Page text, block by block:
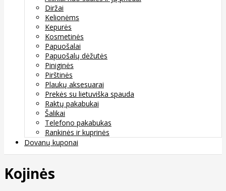
Diržai
Kelionėms
Kepurės
Kosmetinės
Papuošalai
Papuošalų dėžutės
Piniginės
Pirštinės
Plaukų aksesuarai
Prekės su lietuviška spauda
Raktų pakabukai
Šalikai
Telefono pakabukas
Rankinės ir kuprinės
Dovanų kuponai
Kojinės